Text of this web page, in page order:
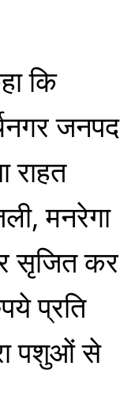
कि
जनपद
राहत
मनरेगा
सृजित कर
प्रति
पशुओं से